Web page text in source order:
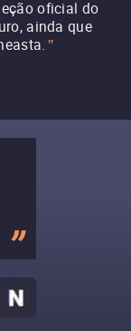
oficial do
ainda que
"